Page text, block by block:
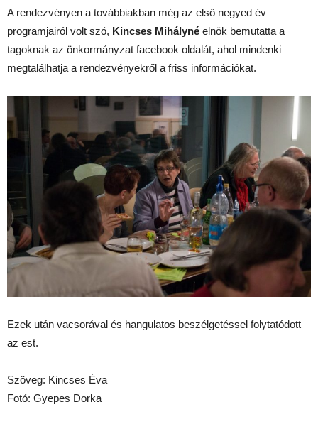
A rendezvényen a továbbiakban még az első negyed év
programjairól volt szó, Kincses Mihályné elnök bemutatta a
tagoknak az önkormányzat facebook oldalát, ahol mindenki
megtalálhatja a rendezvényekről a friss információkat.
Ezek után vacsorával és hangulatos beszélgetéssel folytatódott
az est.
Szöveg: Kincses Éva
Fotó: Gyepes Dorka